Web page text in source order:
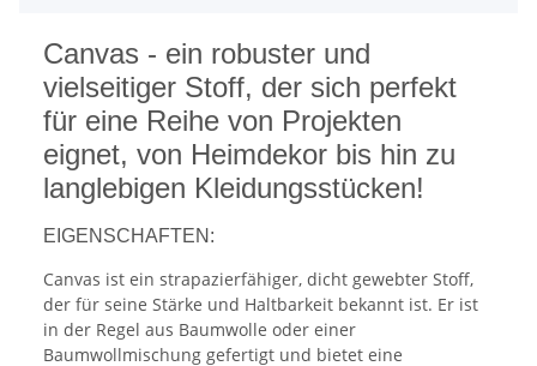
Canvas - ein robuster und
vielseitiger Stoff, der sich perfekt
für eine Reihe von Projekten
eignet, von Heimdekor bis hin zu
langlebigen Kleidungsstücken!
EIGENSCHAFTEN:
Canvas ist ein strapazierfähiger, dicht gewebter Stoff,
der für seine Stärke und Haltbarkeit bekannt ist. Er ist
in der Regel aus Baumwolle oder einer
Baumwollmischung gefertigt und bietet eine